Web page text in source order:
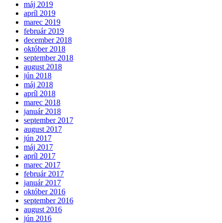
máj 2019
apríl 2019
marec 2019
február 2019
december 2018
október 2018
september 2018
august 2018
jún 2018
máj 2018
apríl 2018
marec 2018
január 2018
september 2017
august 2017
jún 2017
máj 2017
apríl 2017
marec 2017
február 2017
január 2017
október 2016
september 2016
august 2016
jún 2016